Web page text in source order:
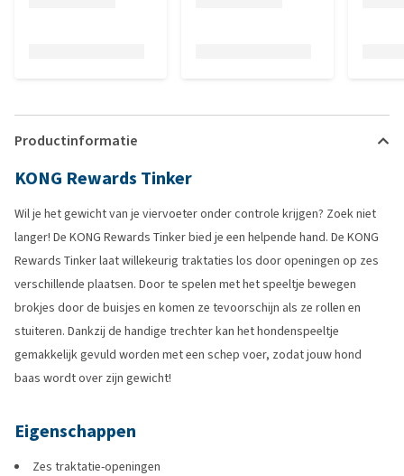
Productinformatie
KONG Rewards Tinker
Wil je het gewicht van je viervoeter onder controle krijgen? Zoek niet
langer! De KONG Rewards Tinker bied je een helpende hand. De KONG
Rewards Tinker laat willekeurig traktaties los door openingen op zes
verschillende plaatsen. Door te spelen met het speeltje bewegen
brokjes door de buisjes en komen ze tevoorschijn als ze rollen en
stuiteren. Dankzij de handige trechter kan het hondenspeeltje
gemakkelijk gevuld worden met een schep voer, zodat jouw hond
baas wordt over zijn gewicht!
Eigenschappen
Zes traktatie-openingen